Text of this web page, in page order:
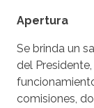
Apertura
Se brinda un
del
comisiones,